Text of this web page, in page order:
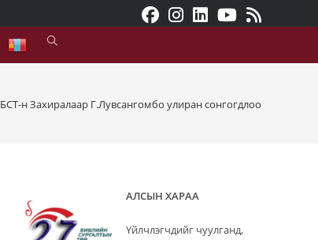
TOGGLE
WEBSITE
БСТ-н Захиралаар Г.Лувсангомбо улиран сонгогдлоо
АЛСЫН ХАРАА
Үйлчлэгчдийг чуулганд,